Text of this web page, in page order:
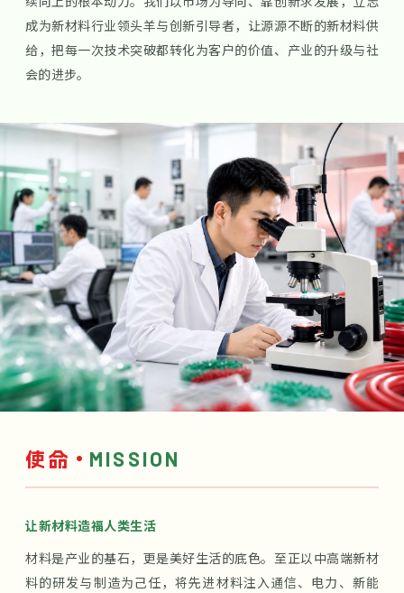
成为新材料行业领头羊与创新引导者，让源源不断的新材料供
给，把每一次技术突破都转化为客户的价值、产业的升级与社
会的进步。
使命 · MISSION
让新材料造福人类生活
材料是产业的基石，更是美好生活的底色。至正以中高端新材
料的研发与制造为己任，将先进材料注入通信、电力、新能